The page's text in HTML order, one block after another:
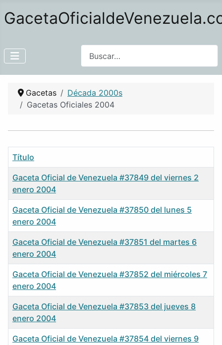
Gacetas
Década 2000s
Gacetas Oficiales 2004
Título
Gaceta Oficial de Venezuela #37849 del viernes 2
enero 2004
Gaceta Oficial de Venezuela #37850 del lunes 5
enero 2004
Gaceta Oficial de Venezuela #37851 del martes 6
enero 2004
Gaceta Oficial de Venezuela #37852 del miércoles 7
enero 2004
Gaceta Oficial de Venezuela #37853 del jueves 8
enero 2004
Gaceta Oficial de Venezuela #37854 del viernes 9